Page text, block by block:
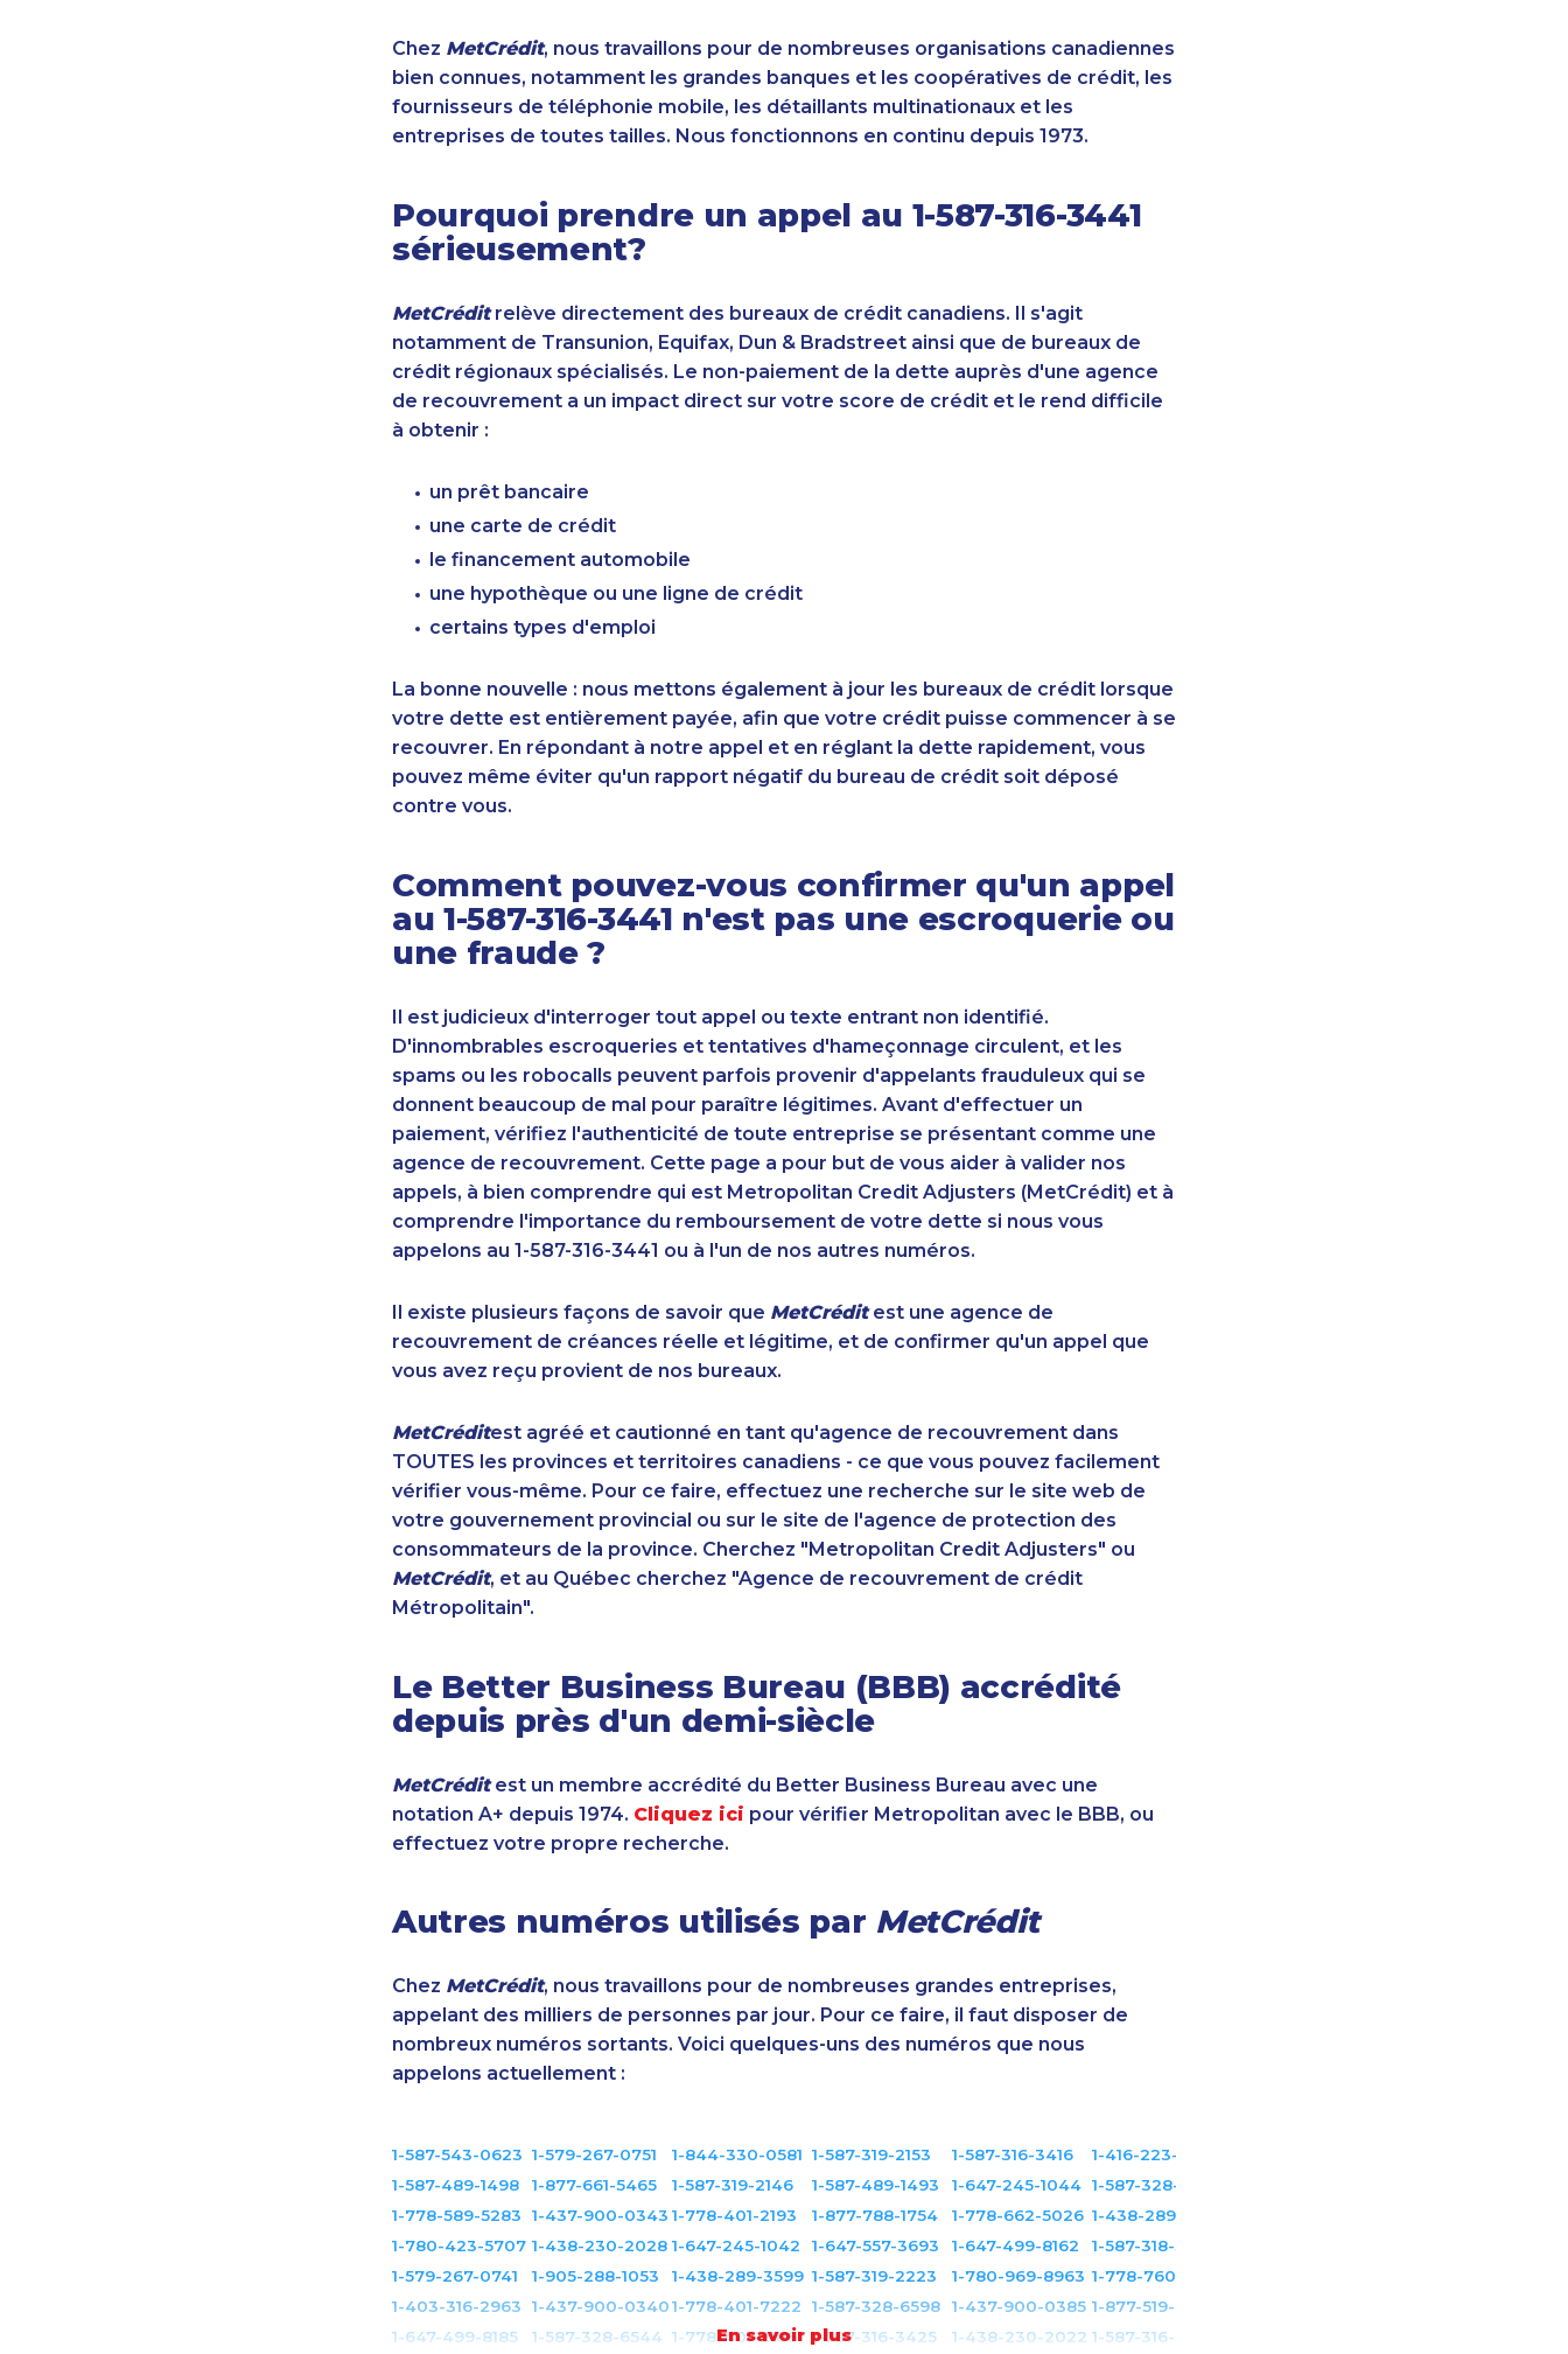
Chez MetCrédit, nous travaillons pour de nombreuses organisations canadiennes
bien connues, notamment les grandes banques et les coopératives de crédit, les
fournisseurs de téléphonie mobile, les détaillants multinationaux et les
entreprises de toutes tailles. Nous fonctionnons en continu depuis 1973.
Pourquoi prendre un appel au 1-587-316-3441
sérieusement?
MetCréditrelève directement des bureaux de crédit canadiens. Il s'agit
notamment de Transunion, Equifax, Dun & Bradstreet ainsi que de bureaux de
crédit régionaux spécialisés. Le non-paiement de la dette auprès d'une agence
de recouvrement a un impact direct sur votre score de crédit et le rend difficile
à obtenir :
un prêt bancaire
une carte de crédit
le financement automobile
une hypothèque ou une ligne de crédit
certains types d'emploi
La bonne nouvelle : nous mettons également à jour les bureaux de crédit lorsque
votre dette est entièrement payée, afin que votre crédit puisse commencer à se
recouvrer. En répondant à notre appel et en réglant la dette rapidement, vous
pouvez même éviter qu'un rapport négatif du bureau de crédit soit déposé
contre vous.
Comment pouvez-vous confirmer qu'un appel
au 1-587-316-3441 n'est pas une escroquerie ou
une fraude ?
Il est judicieux d'interroger tout appel ou texte entrant non identifié.
D'innombrables escroqueries et tentatives d'hameçonnage circulent, et les
spams ou les robocalls peuvent parfois provenir d'appelants frauduleux qui se
donnent beaucoup de mal pour paraître légitimes. Avant d'effectuer un
paiement, vérifiez l'authenticité de toute entreprise se présentant comme une
agence de recouvrement. Cette page a pour but de vous aider à valider nos
appels, à bien comprendre qui est Metropolitan Credit Adjusters (MetCrédit) et à
comprendre l'importance du remboursement de votre dette si nous vous
appelons au 1-587-316-3441 ou à l'un de nos autres numéros.
Il existe plusieurs façons de savoir que MetCréditest une agence de
recouvrement de créances réelle et légitime, et de confirmer qu'un appel que
vous avez reçu provient de nos bureaux.
MetCréditest agréé et cautionné en tant qu'agence de recouvrement dans
TOUTES les provinces et territoires canadiens - ce que vous pouvez facilement
vérifier vous-même. Pour ce faire, effectuez une recherche sur le site web de
votre gouvernement provincial ou sur le site de l'agence de protection des
consommateurs de la province. Cherchez "Metropolitan Credit Adjusters" ou
MetCrédit, et au Québec cherchez "Agence de recouvrement de crédit
Métropolitain".
Le Better Business Bureau (BBB) accrédité
depuis près d'un demi-siècle
MetCréditest un membre accrédité du Better Business Bureau avec une
notation A+ depuis 1974. Cliquez ici pour vérifier Metropolitan avec le BBB, ou
effectuez votre propre recherche.
Autres numéros utilisés par MetCrédit
Chez MetCrédit, nous travaillons pour de nombreuses grandes entreprises,
appelant des milliers de personnes par jour. Pour ce faire, il faut disposer de
nombreux numéros sortants. Voici quelques-uns des numéros que nous
appelons actuellement :
En savoir plus
1-587-543-0623 1-579-267-0751 1-844-330-0581 1-587-319-2153 1-587-316-3416
1-416-223-4524
1-587-489-1498
1-877-661-5465 1-587-319-2146 1-587-489-1493 1-647-245-1044 1-587-328-6502
1-778-589-5283
1-437-900-0343 1-778-401-2193 1-877-788-1754 1-778-662-5026 1-438-289-3502
1-780-423-5707 1-438-230-2028 1-647-245-1042 1-647-557-3693 1-647-499-8162
1-587-318-5592
1-579-267-0741
1-905-288-1053 1-438-289-3599 1-587-319-2223 1-780-969-8963 1-778-760-1294
1-403-316-2963
1-437-900-03401-778-401-7222 1-587-328-6598 1-437-900-0385 1-877-519-9560
1-647-499-8185
1-587-328-6544 1-778-401-2186 1-587-316-3425 1-438-230-2022 1-587-316-3437